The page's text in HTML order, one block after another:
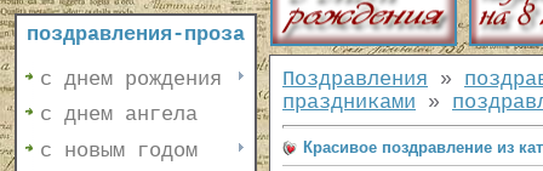
поздравления-проза
с днем рождения
с днем ангела
с новым годом
Поздравления »
праздниками »
Красивое поздравление из